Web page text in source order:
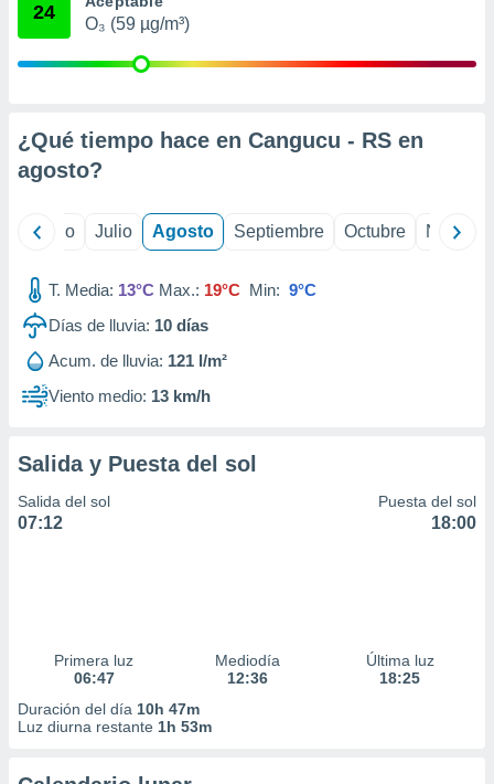
publicidad
1199
24
O₃ (59 µg/m³)
¿Qué tiempo hace en Cangucu - RS en
agosto?
Junio Julio Agosto Septiembre Octubre
T. Media: 13°C Max.: 19°C Min: 9°C
Días de lluvia: 10 días
Acum. de lluvia: 121 l/m²
Viento medio: 13 km/h
Salida y Puesta del sol
Salida del sol
07:12
Puesta del sol
18:00
Primera luz
06:47
Mediodía
12:36
Última luz
18:25
Duración del día 10h 47m
Luz diurna restante 1h 53m